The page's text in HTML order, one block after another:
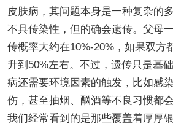
皮肤病，其问题本身是一种复杂的
不具传染性，但的确会遗传。父母
传概率大约在10%-20%，如果双方
升到50%左右。不过，遗传只是基
病还需要环境因素的触发，比如感
伤，甚至抽烟、酗酒等不良习惯都会
我们经常看到的是那些覆盖着厚厚